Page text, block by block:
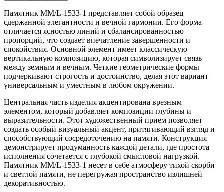
Памятник ММ/L-1533-1 представляет собой образец
сдержанной элегантности и вечной гармонии. Его форма
отличается ясностью линий и сбалансированностью
пропорций, что создает впечатление завершенности и
спокойствия. Основной элемент имеет классическую
вертикальную композицию, которая символизирует связь
между земным и вечным. Четкие геометрические формы
подчеркивают строгость и достоинство, делая этот вариант
универсальным и уместным в любом окружении.
Центральная часть изделия акцентирована врезным
элементом, который добавляет композиции глубины и
выразительности. Этот художественный прием позволяет
создать особый визуальный акцент, притягивающий взгляд и
способствующий сосредоточению на памяти. Конструкция
демонстрирует продуманность каждой детали, где простота
исполнения сочетается с глубокой смысловой нагрузкой.
Памятник ММ/L-1533-1 несет в себе атмосферу тихой скорби
и светлой памяти, не перегружая пространство излишней
декоративностью.